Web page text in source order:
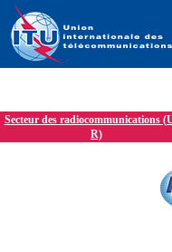
Secteur des radiocommunications
R)